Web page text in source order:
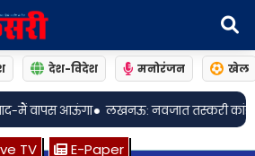
देश-विदेश मनोरंजन खेल
कांड! डॉक्टर दंपत्ति पर फर्जीवाड़े का आरोप,
TV E-Paper